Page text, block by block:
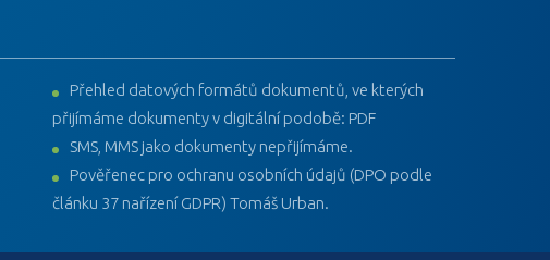
Přehled datových formátů dokumentů, ve kterých
přijímáme dokumenty v digitální podobě: PDF
SMS, MMS jako dokumenty nepřijímáme.
Pověřenec pro ochranu osobních údajů (DPO podle
článku 37 nařízení GDPR) Tomáš Urban.